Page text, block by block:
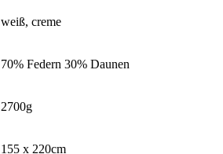
weiß, creme
70% Federn 30% Daunen
2700g
155 x 220cm